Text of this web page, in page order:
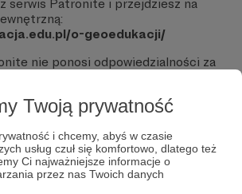
Twoją prywatność
i chcemy, abyś w czasie
usług czuł się komfortowo, dlatego też
Ci najważniejsze informacje o
przez nas Twoich danych
serwis Patronite i przejdziesz na
o-geoedukacji/
nie ponosi odpowiedzialności za
danych logowania ani informacji
stronach.
adres URL, zanim klikniesz przycisk
strony".
wróć do Patronite i zweryfikuj